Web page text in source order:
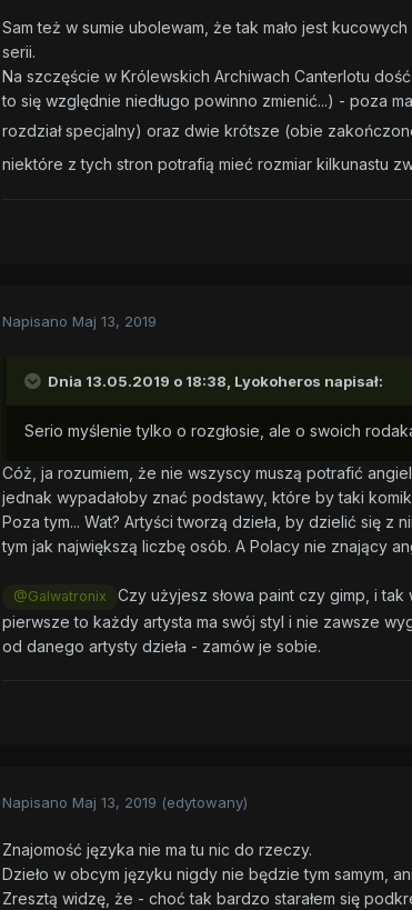
Sam też w sumie ubolewam, że tak mało jest
serii.
Na szczęście w Królewskich Archiwach Canterlotu
to się względnie niedługo powinno zmienić...) - poza
rozdział specjalny) oraz dwie krótsze (obie
niektóre z tych stron potrafią mieć rozmiar kilkunastu
Napisano Maj 13, 2019
Dnia 13.05.2019 o 18:38, Lyokoheros napisał:
Serio myślenie tylko o rozgłosie, ale o swoich
Cóż, ja rozumiem, że nie wszyscy muszą potrafić
jednak wypadałoby znać podstawy, które by taki
Poza tym... Wat? Artyści tworzą dzieła, by dzielić się z
tym jak największą liczbę osób. A Polacy nie znający
@Galwatronix
Czy użyjesz słowa paint czy gimp, i
pierwsze to każdy artysta ma swój styl i nie zawsze
od danego artysty dzieła - zamów je sobie.
Napisano Maj 13, 2019 (edytowany)
Znajomość języka nie ma tu nic do rzeczy.
Dzieło w obcym języku nigdy nie będzie tym samym,
Zresztą widzę, że - choć tak bardzo starałem się